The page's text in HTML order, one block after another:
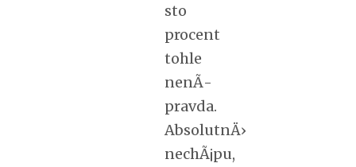
sto
procent
tohle
nenÃ­
pravda.
AbsolutnÄ›
nechÃ¡pu,